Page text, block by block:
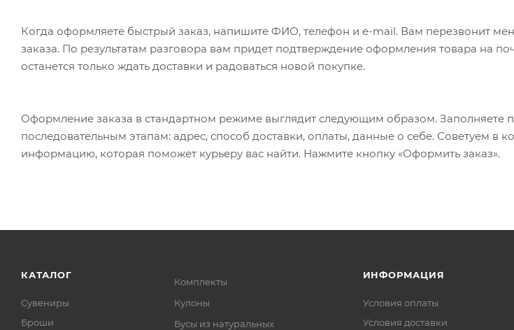
Когда оформляете быстрый заказ, напишите ФИО, телефон и e-mail. Вам перезвонит
заказа. По результатам разговора вам придет подтверждение оформления товара на
останется только ждать доставки и радоваться новой покупке.
Оформление заказа в стандартном режиме выглядит следующим образом. Заполняете
последовательным этапам: адрес, способ доставки, оплаты, данные о себе. Советуем в
информацию, которая поможет курьеру вас найти. Нажмите кнопку «Оформить заказ».
КАТАЛОГ
Сувениры
Броши
Комплекты
Кулоны
Бусы из натуральных
ИНФОРМАЦИЯ
Условия оплаты
Условия доставки